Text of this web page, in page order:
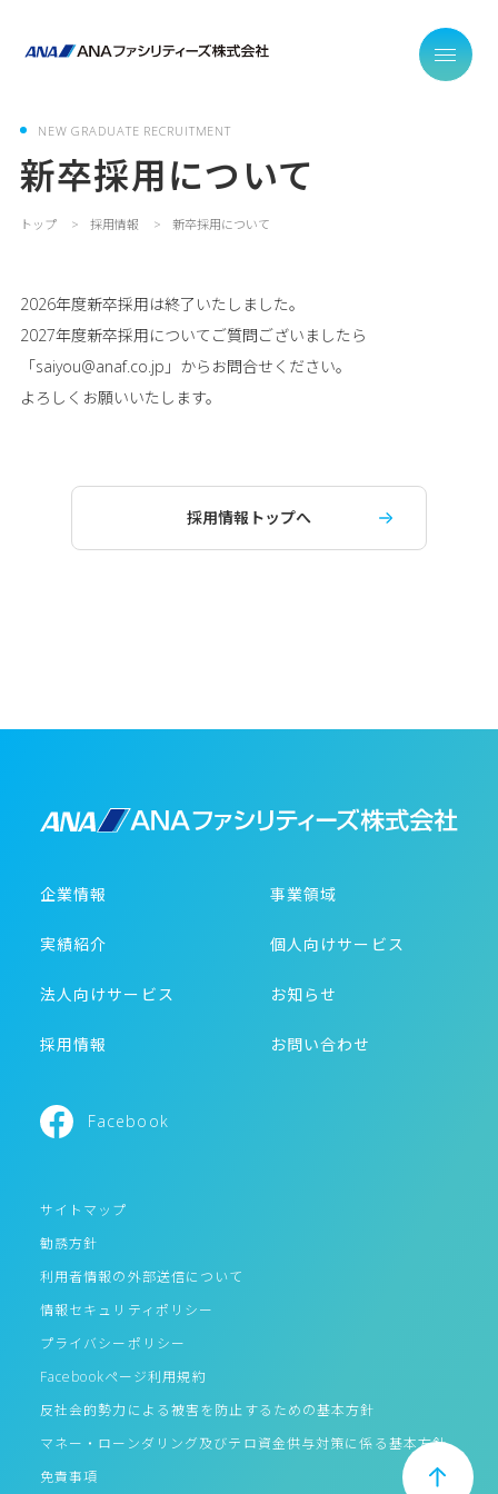
NEW GRADUATE RECRUITMENT
新卒採用について
トップ 採用情報 新卒採用について
2026年度新卒採用は終了いたしました。
2027年度新卒採用についてご質問ございましたら
「saiyou@anaf.co.jp」からお問合せください。
よろしくお願いいたします。
採用情報トップへ
企業情報 事業領域
実績紹介 個人向けサービス
法人向けサービス お知らせ
採用情報 お問い合わせ
Facebook
サイトマップ
勧誘方針
利用者情報の外部送信について
情報セキュリティポリシー
プライバシーポリシー
Facebookページ利用規約
反社会的勢力による被害を防止するための基本方針
マネー・ローンダリング及びテロ資金供与対策に係る基本方針
免責事項